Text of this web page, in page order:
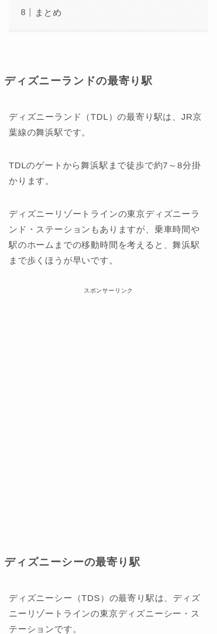
まとめ
ディズニーランドの最寄り駅
ディズニーランド（TDL）の最寄り駅は、JR京
葉線の舞浜駅です。
TDLのゲートから舞浜駅まで徒歩で約7～8分掛
かります。
ディズニーリゾートラインの東京ディズニーラ
ンド・ステーションもありますが、乗車時間や
駅のホームまでの移動時間を考えると、舞浜駅
まで歩くほうが早いです。
スポンサーリンク
ディズニーシーの最寄り駅
ディズニーシー（TDS）の最寄り駅は、ディズ
ニーリゾートラインの東京ディズニーシー・ス
テーションです。